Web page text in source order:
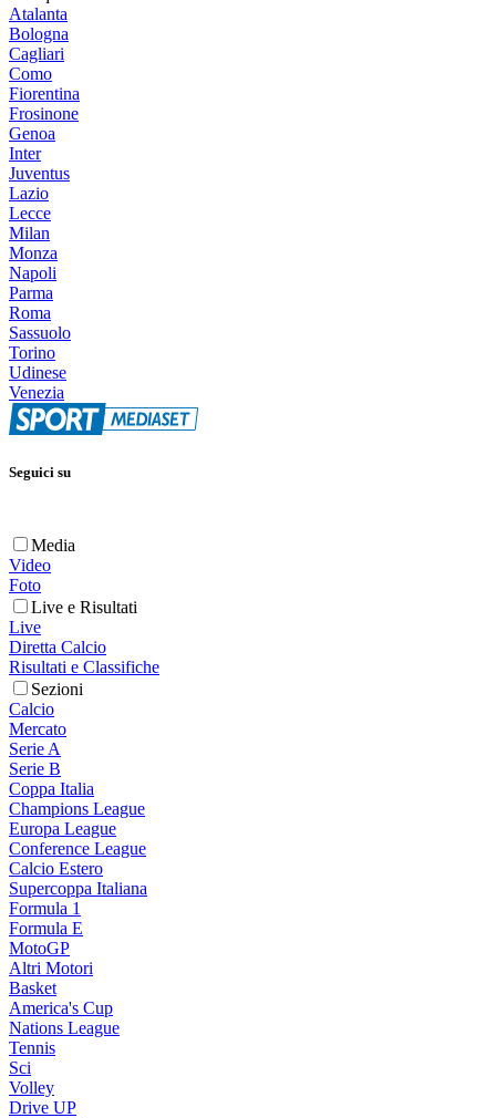
Atalanta
Bologna
Cagliari
Como
Fiorentina
Frosinone
Genoa
Inter
Juventus
Lazio
Lecce
Milan
Monza
Napoli
Parma
Roma
Sassuolo
Torino
Udinese
Venezia
Seguici su
Media
Video
Foto
Live e Risultati
Live
Diretta Calcio
Risultati e Classifiche
Sezioni
Calcio
Mercato
Serie A
Serie B
Coppa Italia
Champions League
Europa League
Conference League
Calcio Estero
Supercoppa Italiana
Formula 1
Formula E
MotoGP
Altri Motori
Basket
America's Cup
Nations League
Tennis
Sci
Volley
Drive UP